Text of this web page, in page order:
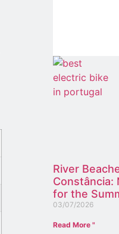
River
Constância:
for the
03/07/2026
Read More "